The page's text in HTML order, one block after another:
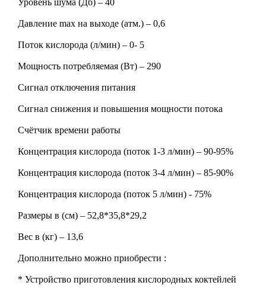
Уровень шума (Дб) – 40
Давление max на выходе (атм.) – 0,6
Поток кислорода (л/мин) – 0- 5
Мощность потребляемая (Вт) – 290
Сигнал отключения питания
Сигнал снижения и повышения мощности потока
Счётчик времени работы
Концентрация кислорода (поток 1-3 л/мин) – 90-95%
Концентрация кислорода (поток 3-4 л/мин) – 85-90%
Концентрация кислорода (поток 5 л/мин) - 75%
Размеры в (см) – 52,8*35,8*29,2
Вес в (кг) – 13,6
Дополнительно можно приобрести :
* Устройство приготовления кислородных коктейлей